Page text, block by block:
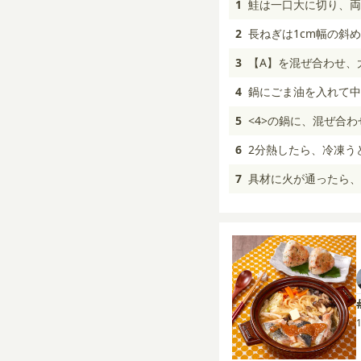
1 鮭は一口大に切り、
2 長ねぎは1cm幅の斜
3
【A】を混ぜ合わせ
4 鍋にごま油を入れて
5 <4>の鍋に、混ぜ合
6 2分熱したら、冷凍
7 具材に火が通ったら